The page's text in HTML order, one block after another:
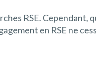
RSE. Cependant,
en RSE ne